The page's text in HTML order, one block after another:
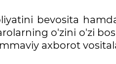
bevosita
o'zini o'zi
axborot